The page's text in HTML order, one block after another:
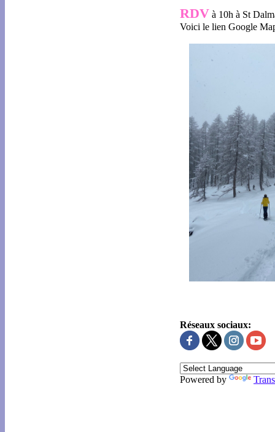
RDV à 10h à St
Voici le lien Google
Réseaux sociaux:
Powered by